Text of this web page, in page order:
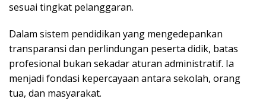
sesuai tingkat pelanggaran.
Dalam sistem pendidikan yang mengedepankan
transparansi dan perlindungan peserta didik, batas
profesional bukan sekadar aturan administratif. Ia
menjadi fondasi kepercayaan antara sekolah, orang
tua, dan masyarakat.